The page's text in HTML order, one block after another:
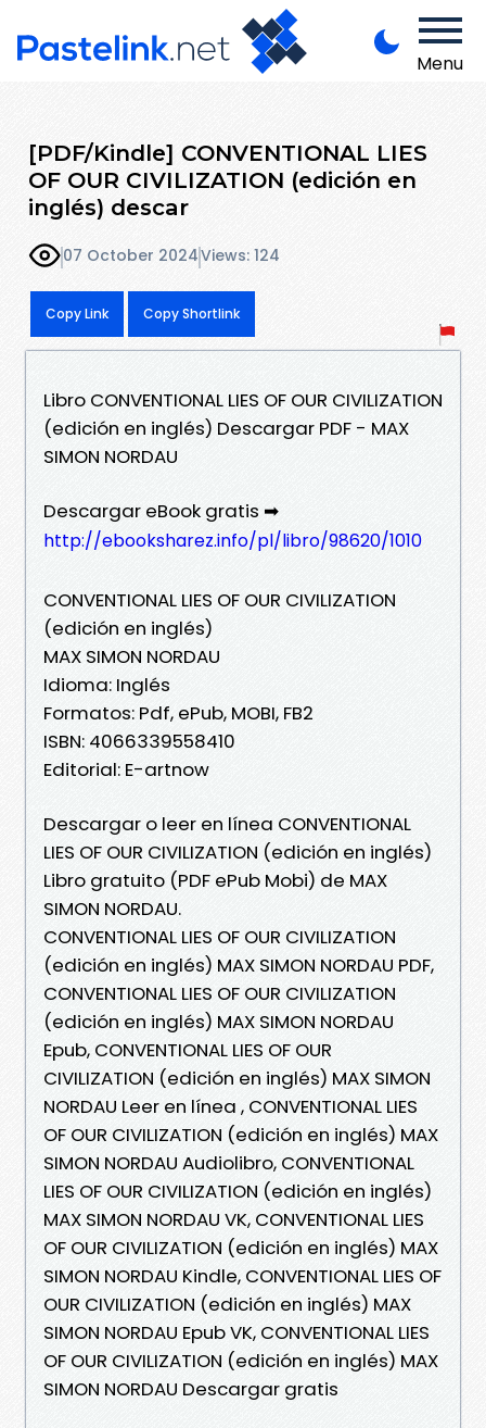
Menu
[PDF/Kindle] CONVENTIONAL LIES
OF OUR CIVILIZATION (edición en
inglés) descar
07 October 2024Views: 124
Copy Link Copy Shortlink
Libro CONVENTIONAL LIES OF OUR CIVILIZATION
(edición en inglés) Descargar PDF - MAX
SIMON NORDAU
Descargar eBook gratis ➡
http://ebooksharez.info/pl/libro/98620/1010
CONVENTIONAL LIES OF OUR CIVILIZATION
(edición en inglés)
MAX SIMON NORDAU
Idioma: Inglés
Formatos: Pdf, ePub, MOBI, FB2
ISBN: 4066339558410
Editorial: E-artnow
Descargar o leer en línea CONVENTIONAL
LIES OF OUR CIVILIZATION (edición en inglés)
Libro gratuito (PDF ePub Mobi) de MAX
SIMON NORDAU.
CONVENTIONAL LIES OF OUR CIVILIZATION
(edición en inglés) MAX SIMON NORDAU PDF,
CONVENTIONAL LIES OF OUR CIVILIZATION
(edición en inglés) MAX SIMON NORDAU
Epub, CONVENTIONAL LIES OF OUR
CIVILIZATION (edición en inglés) MAX SIMON
NORDAU Leer en línea , CONVENTIONAL LIES
OF OUR CIVILIZATION (edición en inglés) MAX
SIMON NORDAU Audiolibro, CONVENTIONAL
LIES OF OUR CIVILIZATION (edición en inglés)
MAX SIMON NORDAU VK, CONVENTIONAL LIES
OF OUR CIVILIZATION (edición en inglés) MAX
SIMON NORDAU Kindle, CONVENTIONAL LIES OF
OUR CIVILIZATION (edición en inglés) MAX
SIMON NORDAU Epub VK, CONVENTIONAL LIES
OF OUR CIVILIZATION (edición en inglés) MAX
SIMON NORDAU Descargar gratis